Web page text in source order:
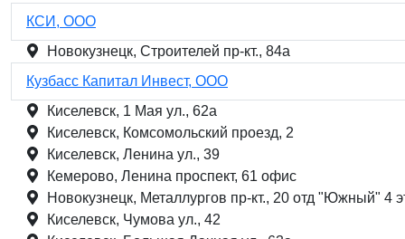
КСИ, ООО
Новокузнецк, Строителей пр-кт., 84а
Кузбасс Капитал Инвест, ООО
Киселевск, 1 Мая ул., 62а
Киселевск, Комсомольский проезд, 2
Киселевск, Ленина ул., 39
Кемерово, Ленина проспект, 61 офис
Новокузнецк, Металлургов пр-кт., 20 отд "Южный" 4
Киселевск, Чумова ул., 42